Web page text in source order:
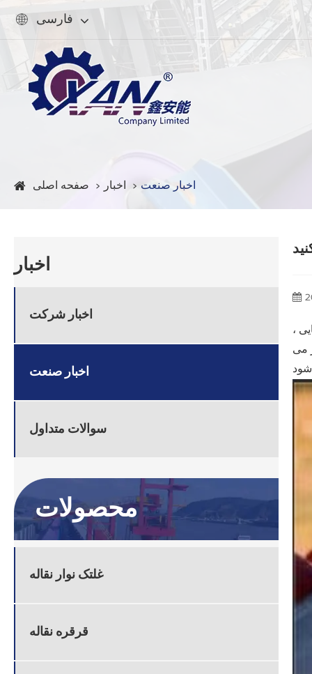
 فارسی
صفحه اصلی اخبار اخبار صنعت
اخبار
اخبار شرکت
اخبار صنعت
سوالات متداول
محصولات
غلتک نوار نقاله
قرقره نقاله
،
می